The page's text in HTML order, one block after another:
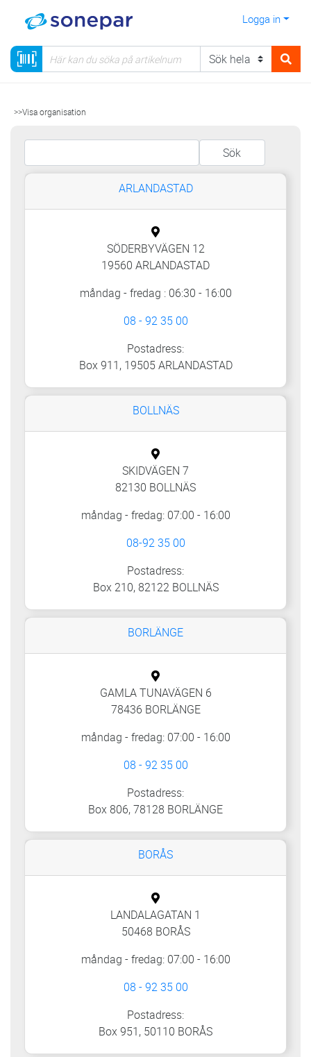
Logga in
>>Visa organisation
ARLANDASTAD
SÖDERBYVÄGEN 12
19560 ARLANDASTAD
måndag - fredag : 06:30 - 16:00
08 - 92 35 00
Postadress:
Box 911, 19505 ARLANDASTAD
BOLLNÄS
SKIDVÄGEN 7
82130 BOLLNÄS
måndag - fredag: 07:00 - 16:00
08-92 35 00
Postadress:
Box 210, 82122 BOLLNÄS
BORLÄNGE
GAMLA TUNAVÄGEN 6
78436 BORLÄNGE
måndag - fredag: 07:00 - 16:00
08 - 92 35 00
Postadress:
Box 806, 78128 BORLÄNGE
BORÅS
LANDALAGATAN 1
50468 BORÅS
måndag - fredag: 07:00 - 16:00
08 - 92 35 00
Postadress:
Box 951, 50110 BORÅS